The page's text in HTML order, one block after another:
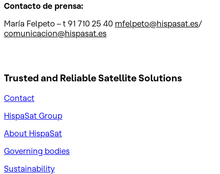
Contacto de prensa:
María Felpeto – t 91 710 25 40 mfelpeto@hispasat.es/
comunicacion@hispasat.es
Trusted and ReliableSatellite Solutions
Contact
HispaSat Group
About HispaSat
Governing bodies
Sustainability